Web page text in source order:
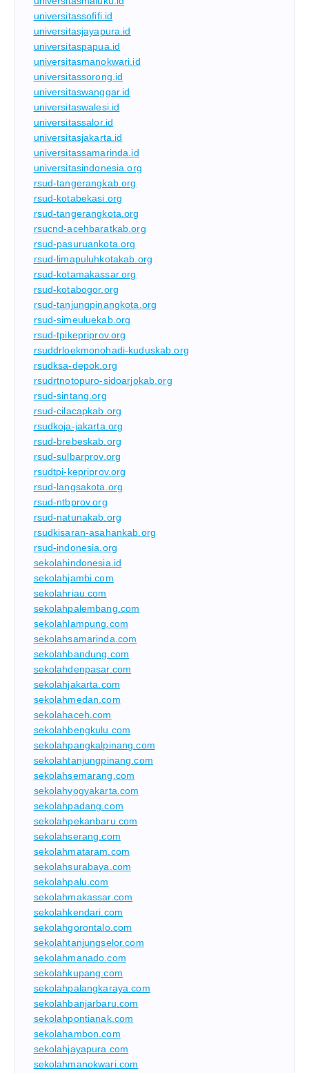
universitassofifi.id
universitasjayapura.id
universitaspapua.id
universitasmanokwari.id
universitassorong.id
universitaswanggar.id
universitaswalesi.id
universitassalor.id
universitasjakarta.id
universitassamarinda.id
universitasindonesia.org
rsud-tangerangkab.org
rsud-kotabekasi.org
rsud-tangerangkota.org
rsucnd-acehbaratkab.org
rsud-pasuruankota.org
rsud-limapuluhkotakab.org
rsud-kotamakassar.org
rsud-kotabogor.org
rsud-tanjungpinangkota.org
rsud-simeuluekab.org
rsud-tpikepriprov.org
rsuddrloekmonohadi-kuduskab.org
rsudksa-depok.org
rsudrtnotopuro-sidoarjokab.org
rsud-sintang.org
rsud-cilacapkab.org
rsudkoja-jakarta.org
rsud-brebeskab.org
rsud-sulbarprov.org
rsudtpi-kepriprov.org
rsud-langsakota.org
rsud-ntbprov.org
rsud-natunakab.org
rsudkisaran-asahankab.org
rsud-indonesia.org
sekolahindonesia.id
sekolahjambi.com
sekolahriau.com
sekolahpalembang.com
sekolahlampung.com
sekolahsamarinda.com
sekolahbandung.com
sekolahdenpasar.com
sekolahjakarta.com
sekolahmedan.com
sekolahaceh.com
sekolahbengkulu.com
sekolahpangkalpinang.com
sekolahtanjungpinang.com
sekolahsemarang.com
sekolahyogyakarta.com
sekolahpadang.com
sekolahpekanbaru.com
sekolahserang.com
sekolahmataram.com
sekolahsurabaya.com
sekolahpalu.com
sekolahmakassar.com
sekolahkendari.com
sekolahgorontalo.com
sekolahtanjungselor.com
sekolahmanado.com
sekolahkupang.com
sekolahpalangkaraya.com
sekolahbanjarbaru.com
sekolahpontianak.com
sekolahambon.com
sekolahjayapura.com
sekolahmanokwari.com